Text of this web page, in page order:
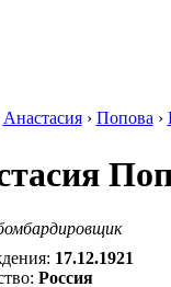
Анастасия› Попова ›
17.12.1921
Россия